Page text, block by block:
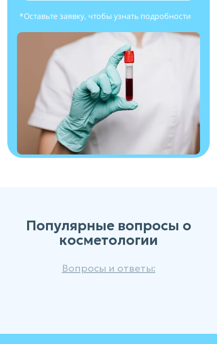
*Оставьте заявку, чтобы узнать подробности
Популярные вопросы о
косметологии
Вопросы и ответы: